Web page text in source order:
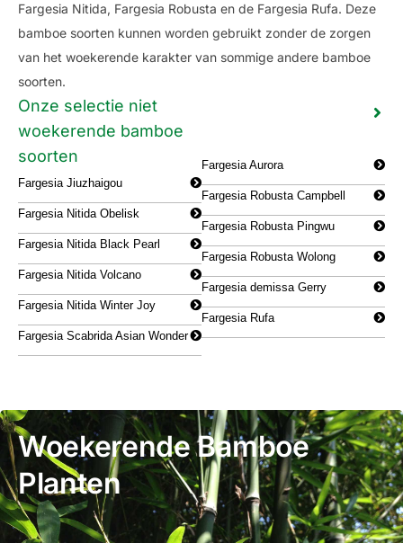
Fargesia Nitida, Fargesia Robusta en de Fargesia Rufa. Deze
bamboe soorten kunnen worden gebruikt zonder de zorgen
van het woekerende karakter van sommige andere bamboe
soorten.
Onze selectie niet
woekerende bamboe
soorten
Fargesia Jiuzhaigou
Fargesia Nitida Obelisk
Fargesia Nitida Black Pearl
Fargesia Nitida Volcano
Fargesia Nitida Winter Joy
Fargesia Scabrida Asian Wonder
Fargesia Aurora
Fargesia Robusta Campbell
Fargesia Robusta Pingwu
Fargesia Robusta Wolong
Fargesia demissa Gerry
Fargesia Rufa
Woekerende Bamboe
Planten